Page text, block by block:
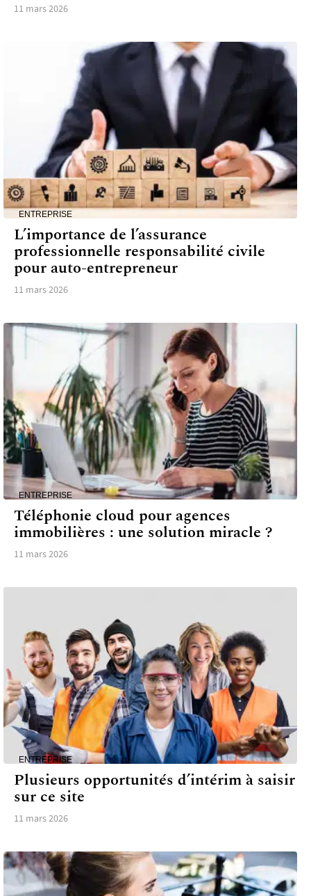
11 mars 2026
ENTREPRISE
L’importance de l’assurance
professionnelle responsabilité civile
pour auto-entrepreneur
11 mars 2026
ENTREPRISE
Téléphonie cloud pour agences
immobilières : une solution miracle ?
11 mars 2026
ENTREPRISE
Plusieurs opportunités d’intérim à saisir
sur ce site
11 mars 2026